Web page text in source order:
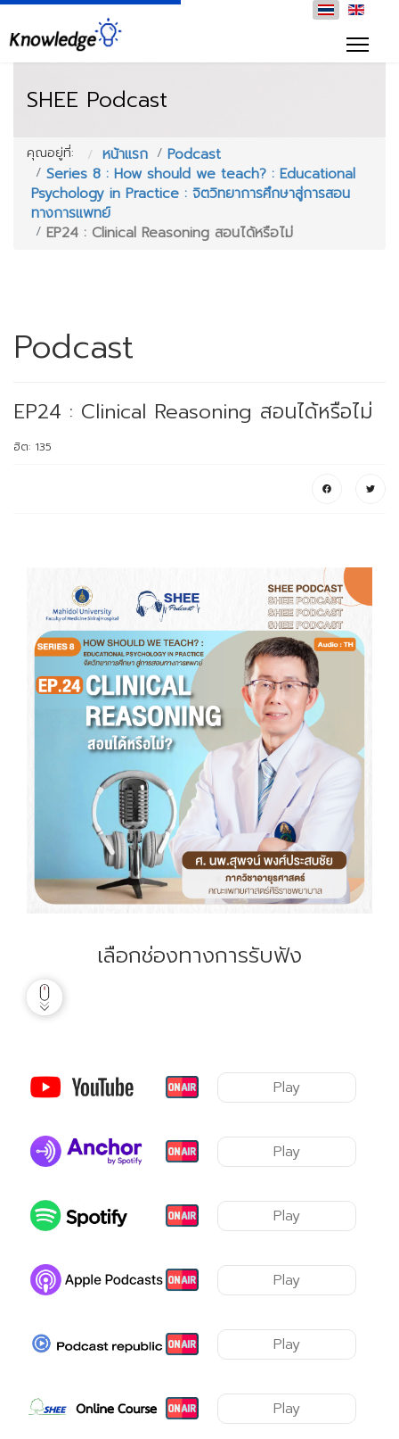
SHEE Podcast
คุณอยู่ที่: หน้าแรก
Podcast
Series 8 : How should we teach? : Educational
Psychology in Practice : จิตวิทยาการศึกษาสู่การสอน
ทางการแพทย์
EP24 : Clinical Reasoning สอนได้หรือไม่
Podcast
EP24 : Clinical Reasoning สอนได้หรือไม่
ฮิต: 135
เลือกช่องทางการรับฟัง
Play
Play
Play
Play
Play
Play